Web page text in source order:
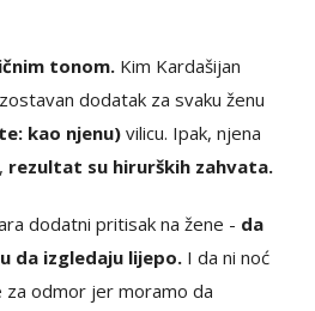
tonom. Kim Kardašijan
dodatak za svaku ženu
kao njenu) vilicu. Ipak, njena
rezultat su hirurških zahvata.
dodatni pritisak na žene - da
da izgledaju lijepo. I da ni noć
odmor jer moramo da